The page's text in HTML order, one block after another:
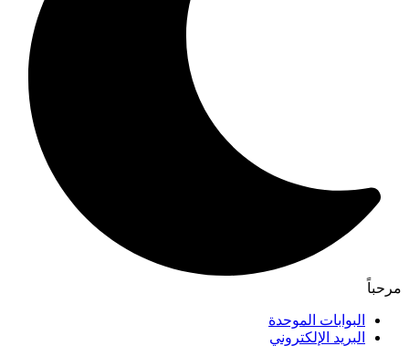
مرحباً
البوابات الموحدة
البريد الإلكتروني